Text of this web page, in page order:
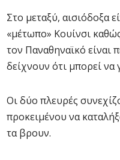
Στο μεταξύ, αισιόδοξα
«μέτωπο» Κουίνσι
τον Παναθηναϊκό είναι
δείχνουν ότι μπορεί να
Οι δύο πλευρές
προκειμένου να
τα βρουν.